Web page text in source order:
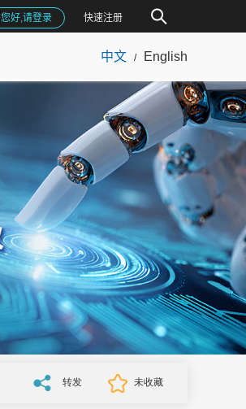
您好,请登录 快速注册
中文 / English
转发 未收藏